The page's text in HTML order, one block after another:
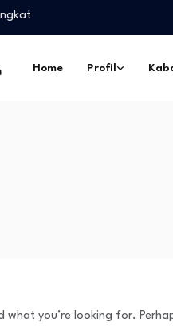
Sukses Gelar Magister
Takbir Dan Air Mata
Sukses Gelar Magister
Takbir Dan Air Mata
Home Profil
what you’re looking for.